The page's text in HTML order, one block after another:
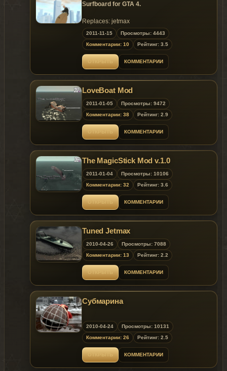
Surfboard for GTA 4.
Replaces: jetmax
2011-11-15
Просмотры: 4443
Комментарии: 10
Рейтинг: 3.5
ОТКРЫТЬ КОММЕНТАРИИ
LoveBoat Mod
2011-01-05
Просмотры: 9472
Комментарии: 38
Рейтинг: 2.9
ОТКРЫТЬ КОММЕНТАРИИ
The MagicStick Mod v.1.0
2011-01-04
Просмотры: 10106
Комментарии: 32
Рейтинг: 3.6
ОТКРЫТЬ КОММЕНТАРИИ
Tuned Jetmax
2010-04-26
Просмотры: 7088
Комментарии: 13
Рейтинг: 2.2
ОТКРЫТЬ КОММЕНТАРИИ
Субмарина
2010-04-24
Просмотры: 10131
Комментарии: 26
Рейтинг: 2.5
ОТКРЫТЬ КОММЕНТАРИИ